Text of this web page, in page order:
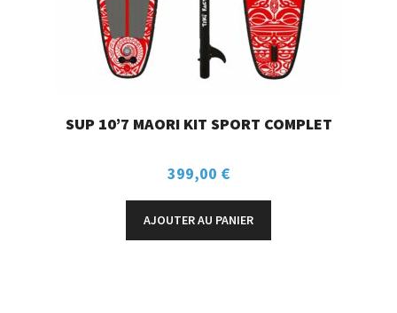
SUP 10’7 MAORI KIT SPORT COMPLET
399,00 €
AJOUTER AU PANIER